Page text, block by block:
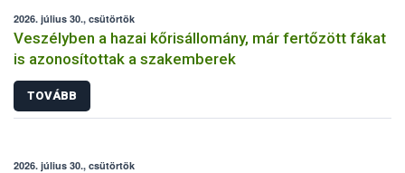
2026. július 30., csütörtök
Veszélyben a hazai kőrisállomány, már fertőzött fákat
is azonosítottak a szakemberek
TOVÁBB
2026. július 30., csütörtök